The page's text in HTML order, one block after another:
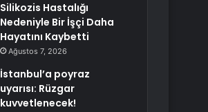
Silikozis Hastalığı
Nedeniyle Bir İşçi Daha
Hayatını Kaybetti
Ağustos 7, 2026
İstanbul’a poyraz
uyarısı: Rüzgar
kuvvetlenecek!